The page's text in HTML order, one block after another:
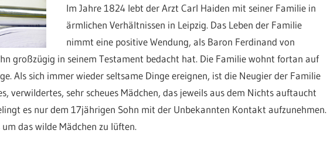
Im Jahre 1824 lebt der Arzt Carl Haiden mit seiner Familie in
ärmlichen Verhältnissen in Leipzig. Das Leben der Familie
nimmt eine positive Wendung, als Baron Ferdinand von
großzügig in seinem Testament bedacht hat. Die Familie wohnt fortan auf
Als sich immer wieder seltsame Dinge ereignen, ist die Neugier der Familie
verwildertes, sehr scheues Mädchen, das jeweils aus dem Nichts auftaucht
es nur dem 17jährigen Sohn mit der Unbekannten Kontakt aufzunehmen.
das wilde Mädchen zu lüften.